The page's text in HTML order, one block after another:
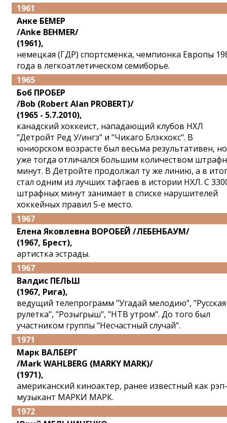
1961
Анке БЕМЕР
/Anke BEHMER/
(1961),
немецкая (ГДР) спортсменка, чемпионка Европы
года в легкоатлетическом семиборье.
1965
Боб ПРОБЕР
/Bob (Robert Alan PROBERT)/
(1965 - 5.7.2010),
канадский хоккеист, нападающий клубов НХЛ
"Детройт Ред У/ингз" и "Чикаго Блэкхокс". В
юниорском возрасте был весьма результативен, но
уже тогда отличался большим количеством
минут. В Детройте продолжал ту же линию, а в
стал одним из лучших тафгаев в истории НХЛ. С
штрафных минут занимает в списке нарушителей
хоккейных правил 5-е место.
1967
Елена Яковлевна ВОРОБЕЙ /ЛЕБЕНБАУМ/
(1967, Брест),
артистка эстрады.
1967
Валдис ПЕЛЬШ
(1967, Рига),
ведущий телепрограмм "Угадай мелодию", "Русская
рулетка", "Розыгрыш", "НТВ утром". До того был
участником группы "Несчастный случай".
1971
Марк ВАЛБЕРГ
/Mark WAHLBERG (MARKY MARK)/
(1971),
американский киноактер, ранее известный как рэп-
музыкант МАРКИ МАРК.
1972